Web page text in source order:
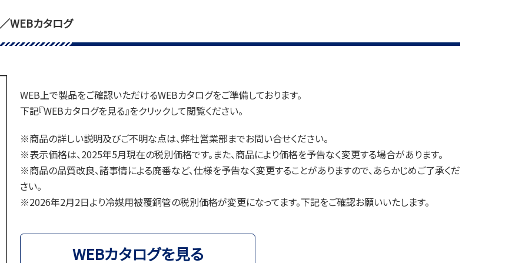
／WEBカタログ
WEB上で製品をご確認いただけるWEBカタログをご準備しております。
下記『WEBカタログを見る』をクリックして閲覧ください。
※商品の詳しい説明及びご不明な点は、弊社営業部までお問い合せください。
※表示価格は、2025年5月現在の税別価格です。また、商品により価格を予告なく変更する場合があります。
※商品の品質改良、諸事情による廃番など、仕様を予告なく変更することがありますので、あらかじめご了承くだ
さい。
※2026年2月2日より冷媒用被覆銅管の税別価格が変更になってます。下記をご確認お願いいたします。
WEBカタログを見る